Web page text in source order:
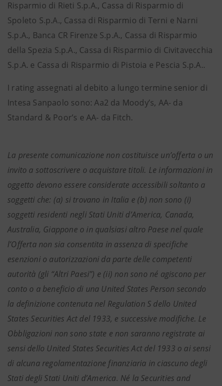
Risparmio di Rieti S.p.A., Cassa di Risparmio di
Spoleto S.p.A., Cassa di Risparmio di Terni e Narni
S.p.A., Banca CR Firenze S.p.A., Cassa di Risparmio
della Spezia S.p.A., Cassa di Risparmio di Civitavecchia
S.p.A. e Cassa di Risparmio di Pistoia e Pescia S.p.A..
I rating assegnati al debito a lungo termine senior di
Intesa Sanpaolo sono: Aa2 da Moody’s, AA- da
Standard & Poor’s e AA- da Fitch.
La presente comunicazione non costituisce un’offerta o un
invito a sottoscrivere o acquistare titoli. Le informazioni in
oggetto devono essere considerate accessibili soltanto a
soggetti che: (a) si trovano in Italia e (b) non sono (i)
soggetti residenti negli Stati Uniti d’America, Canada,
Australia, Giappone o in qualsiasi altro Paese nel quale
l’Offerta non sia consentita in assenza di specifiche
esenzioni o autorizzazioni da parte delle competenti
autorità (gli “Altri Paesi”) e (ii) non sono né agiscono per
conto o a beneficio di una United States Person secondo
la definizione contenuta nel Regulation S dello United
States Securities Act del 1933, e successive modifiche. Le
Obbligazioni non sono state e non saranno registrate ai
sensi dello United States Securities Act del 1933 o ai sensi
di alcuna regolamentazione finanziaria in ciascuno degli
Stati degli Stati Uniti d’America. Né la Securities and